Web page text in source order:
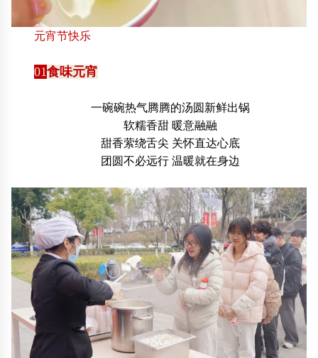
元宵节快乐
01食味元宵
一碗碗热气腾腾的汤圆新鲜出锅
软糯香甜 暖意融融
甜香萦绕舌尖 关怀直达心底
团圆不必远行 温暖就在身边